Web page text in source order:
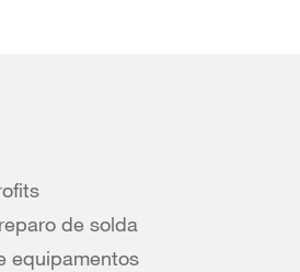
de solda
equipamentos